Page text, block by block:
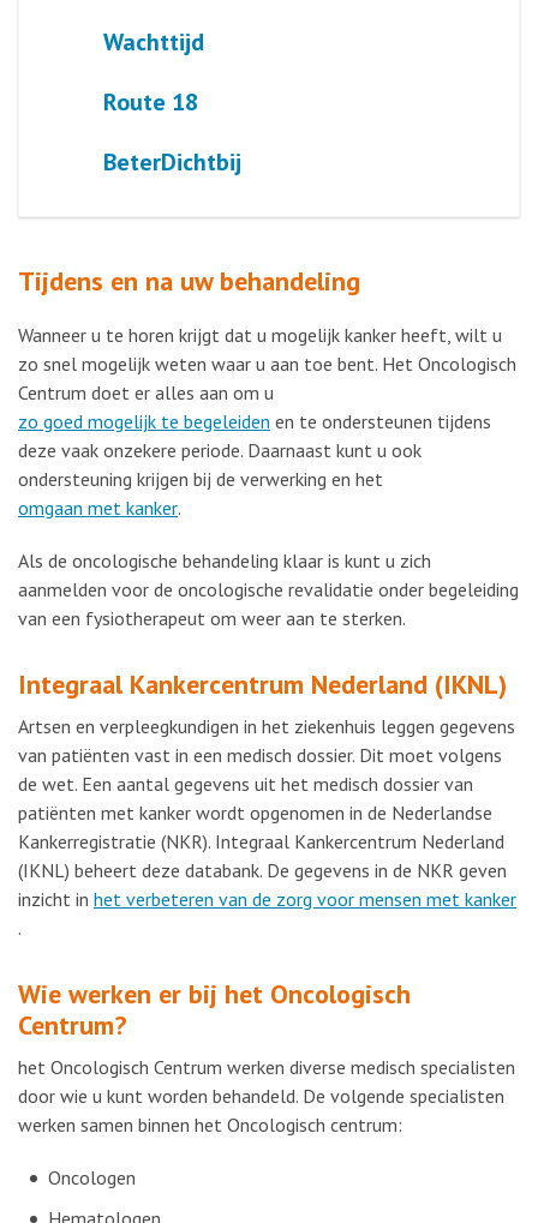
Wachttijd
Route 18
BeterDichtbij
Tijdens en na uw behandeling
Wanneer u te horen krijgt dat u mogelijk kanker heeft, wilt u
zo snel mogelijk weten waar u aan toe bent. Het Oncologisch
Centrum doet er alles aan om u
zo goed mogelijk te begeleiden en te ondersteunen tijdens
deze vaak onzekere periode. Daarnaast kunt u ook
ondersteuning krijgen bij de verwerking en het
omgaan met kanker.
Als de oncologische behandeling klaar is kunt u zich
aanmelden voor de oncologische revalidatie onder begeleiding
van een fysiotherapeut om weer aan te sterken.
Integraal Kankercentrum Nederland (IKNL)
Artsen en verpleegkundigen in het ziekenhuis leggen gegevens
van patiënten vast in een medisch dossier. Dit moet volgens
de wet. Een aantal gegevens uit het medisch dossier van
patiënten met kanker wordt opgenomen in de Nederlandse
Kankerregistratie (NKR). Integraal Kankercentrum Nederland
(IKNL) beheert deze databank. De gegevens in de NKR geven
inzicht in het verbeteren van de zorg voor mensen met kanker
.
Wie werken er bij het Oncologisch
Centrum?
het Oncologisch Centrum werken diverse medisch specialisten
door wie u kunt worden behandeld. De volgende specialisten
werken samen binnen het Oncologisch centrum:
Oncologen
Hematologen